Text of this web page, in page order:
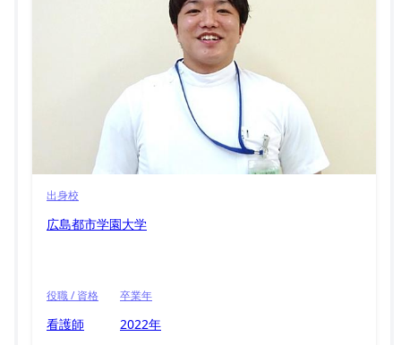
出身校
広島都市学園大学
役職 / 資格
看護師
卒業年
2022年